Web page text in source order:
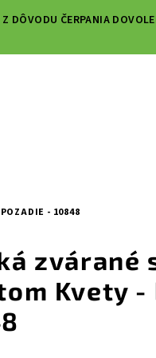
ČERPANIA
- 10848
zvárané
Kvety -